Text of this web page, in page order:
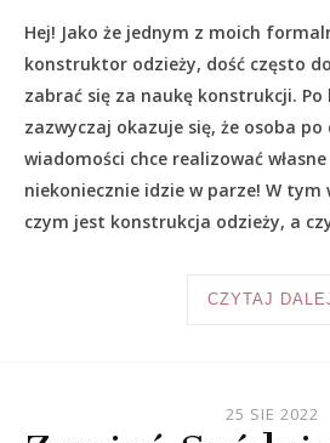
Hej! Jako że jednym z moich
konstruktor odzieży, dość często
zabrać się za naukę konstrukcji.
zazwyczaj okazuje się, że osoba
wiadomości chce realizować
niekoniecznie idzie w parze! W tym
czym jest konstrukcja odzieży, a
CZYTAJ
25 SIE 2022